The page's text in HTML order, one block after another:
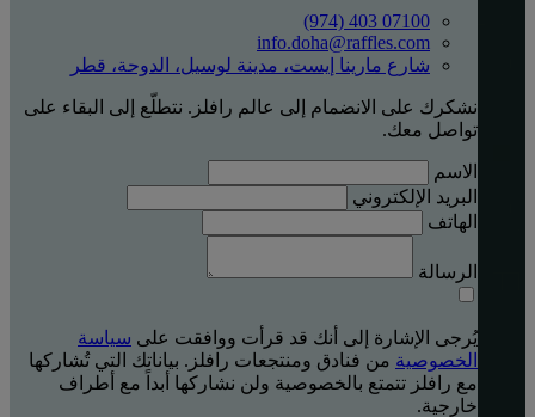
‎(974) 403 07100‏
info.doha@raffles.com
شارع مارينا إيست، مدينة لوسيل، الدوحة، قطر
نشكرك على الانضمام إلى عالم رافلز. نتطلّع إلى البقاء على
تواصل معك.
الاسم
البريد الإلكتروني
الهاتف
الرسالة
يُرجى الإشارة إلى أنك قد قرأت ووافقت على سياسة
الخصوصية من فنادق ومنتجعات رافلز. بياناتك التي تُشاركها
مع رافلز تتمتع بالخصوصية ولن نشاركها أبداً مع أطراف
خارجية.